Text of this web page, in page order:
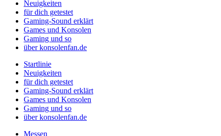
Neuigkeiten
für dich getestet
Gaming-Sound erklärt
Games und Konsolen
Gaming und so
über konsolenfan.de
Startlinie
Neuigkeiten
für dich getestet
Gaming-Sound erklärt
Games und Konsolen
Gaming und so
über konsolenfan.de
Messen